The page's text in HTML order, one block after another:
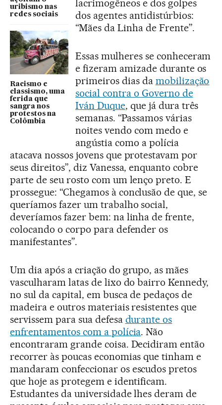
uribismo nas
redes sociais
Racismo e
classismo, uma
ferida que
sangra nos
protestos na
Colômbia
lacrimogêneos e dos golpes
dos agentes antidistúrbios:
“Mães da Linha de Frente”.
Essas mulheres se conheceram
e fizeram amizade durante os
primeiros dias da mobilização
social contra o Governo de
Iván Duque, que já dura três
semanas. “Passamos várias
noites vendo com medo e
angústia como a polícia
atacava nossos jovens que protestavam por
seus direitos”, diz Vanessa, enquanto cobre
parte de seu rosto com um lenço preto. E
prossegue: “Chegamos à conclusão de que, se
queríamos fazer um trabalho social,
deveríamos fazer bem: na linha de frente,
colocando o corpo para defender os
manifestantes”.
Um dia após a criação do grupo, as mães
vasculharam latas de lixo do bairro Kennedy,
no sul da capital, em busca de pedaços de
madeira e outros materiais resistentes que
servissem para sua defesa durante os
enfrentamentos com a polícia. Não
encontraram grande coisa. Decidiram então
recorrer às poucas economias que tinham e
mandaram confeccionar os escudos pretos
que hoje as protegem e identificam.
Estudantes da universidade lhes deram de